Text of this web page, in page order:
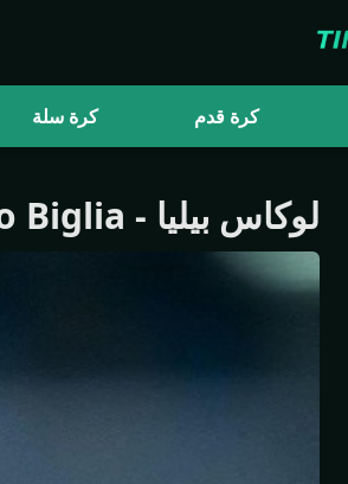
كرة قدم كرة سلة
لوكاس بيليا -
Biglia